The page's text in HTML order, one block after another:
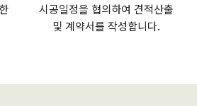
시공일정을 협의하여 견적산출
및 계약서를 작성합니다.